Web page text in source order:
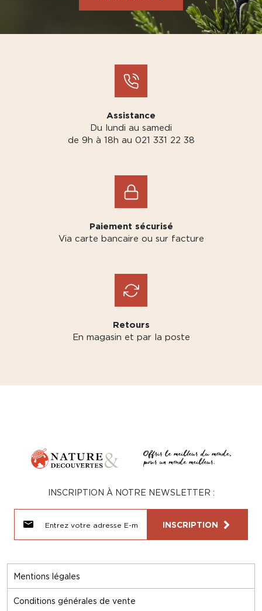
Assistance
Du lundi au samedi
de 9h à 18h au 021 331 22 38
Paiement sécurisé
Via carte bancaire ou sur facture
Retours
En magasin et par la poste
Mentions légales
Conditions générales de vente
INSCRIPTION À NOTRE NEWSLETTER :
INSCRIPTION